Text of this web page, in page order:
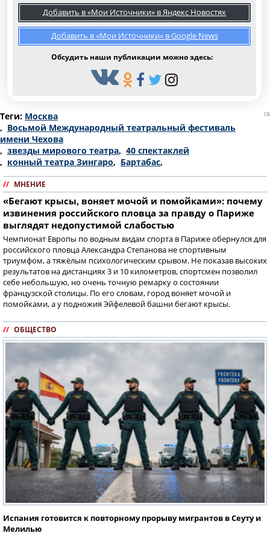
Добавить в «Мои Источники» в Яндекс Новостях
Добавить в «Мои Источники» в Google News
Обсудить наши публикации можно здесь:
СБ
Теги: Москва
, Восьмой Международный театральный фестиваль
имени Чехова
, звезды мирового театра, 40 спектаклей
, конный театра Зингаро, Бартабас,
// МНЕНИЕ
«Бегают крысы, воняет мочой и помойками»: почему
извинения российского пловца за правду о Париже
выглядят недопустимой слабостью
Чемпионат Европы по водным видам спорта в Париже обернулся для
российского пловца Александра Степанова не спортивным
триумфом, а тяжёлым психологическим срывом. Не показав высоких
результатов на дистанциях 3 и 10 километров, спортсмен позволил
себе небольшую, но очень точную ремарку о состоянии
французской столицы. По его словам, город воняет мочой и
помойками, а у подножия Эйфелевой башни бегают крысы.
// ОБЩЕСТВО
Испания готовится к повторному прорыву мигрантов в Сеуту и
Мелилью